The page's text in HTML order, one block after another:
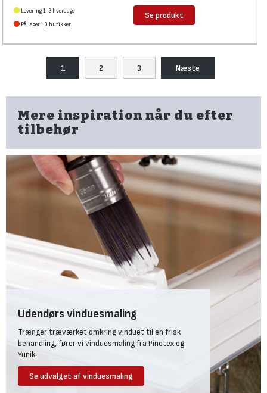
Levering 1-2 hverdage
På lager i 0 butikker
Se produkt
1 2 3 Næste
Mere inspiration når du efter
tilbehør
Udendørs vinduesmaling
Trænger træværket omkring vinduet til en frisk
behandling, fører vi vinduesmaling fra Pinotex og
Yunik.
Se udvalget af vinduesmaling